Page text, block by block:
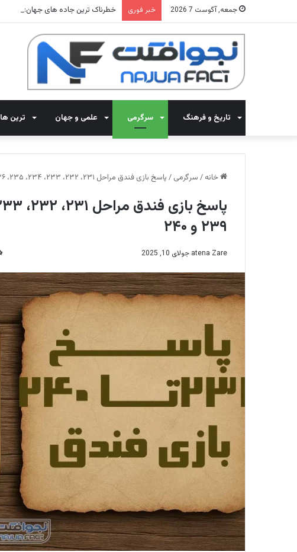
جمعه, آگوست 7 2026 خبر فوری خطرناک ترین جاده های جهان: 15 جاده ای که رانندگی در آنها جنون محض است
تاریخ و فرهنگ سرگرمی علمی و جهان ترین ها
خانه / سرگرمی / پاسخ بازی فندق مراحل ۲۳۱، ۲۳۲، ۲۳۳، ۲۳۴، ۲۳۵، ۲۳۶، ۲۳۷، ۲۳۸، ۲۳۹ و ۲۴۰
۲۳۹ و ۲۴۰
atena Zare جولای 10, 2025